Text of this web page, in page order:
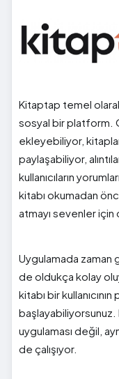
Kitaptap temel
sosyal bir platform.
ekleyebiliyor,
paylaşabiliyor,
kullanıcıların
kitabı okumadan
atmayı sevenler için
Uygulamada
de oldukça kolay
kitabı bir
uygulaması değil,
de çalışıyor.